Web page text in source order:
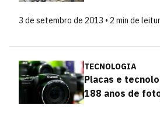
3 de setembro de 2013 • 2 min de
TECNOLOGIA
Placas e
188 anos de